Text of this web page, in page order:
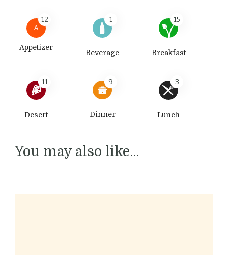
A
12
Appetizer
1
Beverage
15
Breakfast
11
Desert
9
Dinner
3
Lunch
You may also like...